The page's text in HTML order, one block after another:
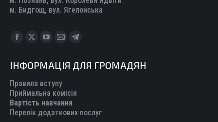
м. Бидгощ, вул. Ягелонська
Find us on:
Facebook
opens
in
new
window
X
opens
in
new
window
YouTube
opens
in
new
window
Mail
opens
in
new
window
Telegram
opens
new
ІНФОРМАЦІЯ ДЛЯ ГРОМАДЯН
Правила вступу
Приймальна комісія
Вартість навчання
Перелік додаткових послуг